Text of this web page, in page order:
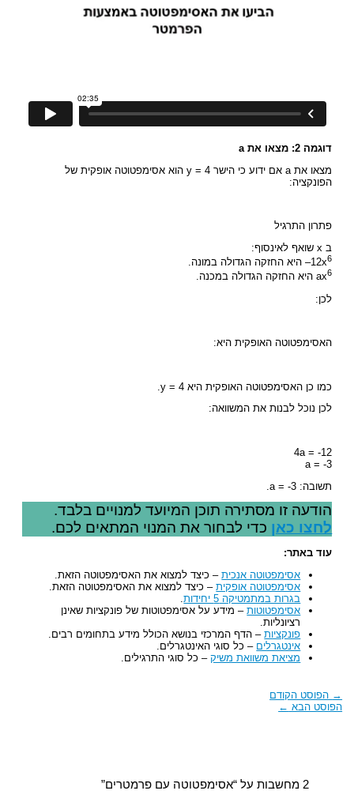
דוגמה 2: מצאו את a
מצאו את a אם ידוע כי הישר y = 4 הוא אסימפטוטה אופקית של
הפונקציה:
פתרון התרגיל
ב x שואף לאינסוף:
12x6
– היא החזקה הגדולה במונה.
ax6
היא החזקה הגדולה במכנה.
לכן:
האסימפטוטה האופקית היא:
כמו כן האסימפטוטה האופקית היא y = 4.
לכן נוכל לבנות את המשוואה:
4a = -12
a = -3
תשובה: a = -3.
הודעה זו מסתירה תוכן המיועד למנויים בלבד.
לחצו כאן כדי לבחור את המנוי המתאים לכם.
עוד באתר:
אסימפטוטה אנכית– כיצד למצוא את האסימפטוטה הזאת.
אסימפטוטה אופקית– כיצד למצוא את האסימפטוטה הזאת.
בגרות במתמטיקה 5 יחידות
.
אסימפטוטות– מידע על אסימפטוטות של פונקציות שאינן
רציונליות.
פונקציות– הדף המרכזי בנושא הכולל מידע בתחומים רבים.
אינטגרלים – כל סוגי האינטגרלים.
מציאת משוואת משיק– כל סוגי התרגילים.
→ הפוסט הקודם
הפוסט הבא ←
2 מחשבות על “אסימפטוטה עם פרמטרים”